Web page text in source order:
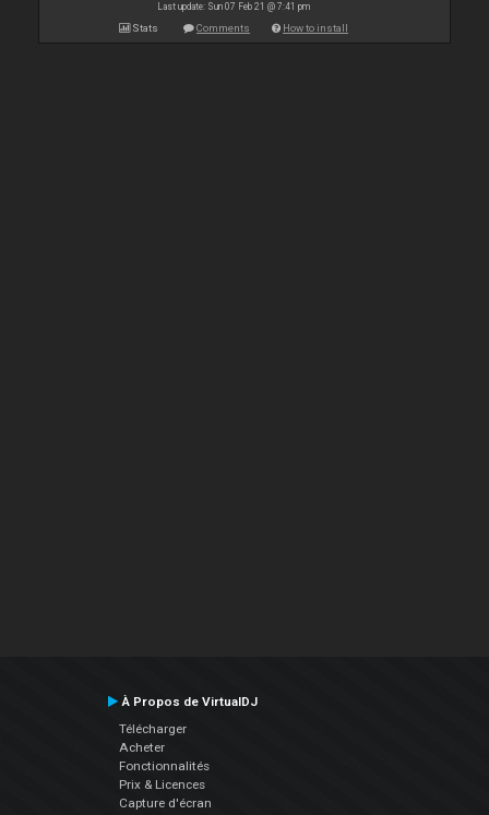
Last update: Sun 07 Feb 21 @ 7:41 pm
Stats Comments How to install
À Propos de VirtualDJ
Télécharger
Acheter
Fonctionnalités
Prix & Licences
Capture d'écran